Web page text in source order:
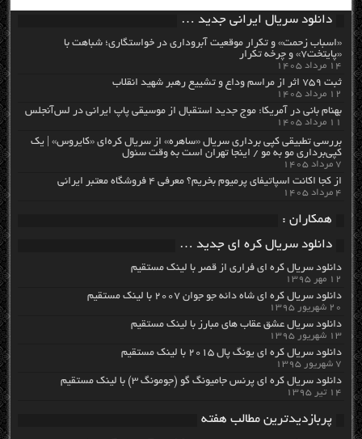
دانلود سریال ایرانی جدید …
«اسباب زحمت» و تکرار موقعیت آبروداری در خواستگاری؛ شباهت با
«پایتخت۷» و چرخه تکرار
۱۴ مرداد ۱۴۰۵
ثبت ۷۵۹ اثر از مراسم وداع و تشییع رهبر شهید انقلاب
۱۲ مرداد ۱۴۰۵
بهنام بانی در آمریکا: موج جدید استقبال از موسیقی پاپ ایرانی در لس‌آنجلس
۱۱ مرداد ۱۴۰۵
بررسی تطبیقی کپی برداری سریال «ساهره» از سریال کره‌ای «کایروس» | یک
کپی‌برداری مو به مو / اینجا تهران است به وقت سئول
۷ مرداد ۱۴۰۵
از کجا اکانت اسپاتیفای پرمیوم بخریم؟ معرفی ۴ فروشگاه معتبر ایرانی
۴ مرداد ۱۴۰۵
همکاران :
دانلود سریال کره ای جدید …
دانلود سریال کره ای فراری از قصر با لینک مستقیم
۱۲ مهر ۱۳۹۵
دانلود سریال کره ای شاه دائه جو جوان ۲۰۰۷ با لینک مستقیم
۲۰ شهریور ۱۳۹۵
دانلود سریال عشق عقاب های مبارز با لینک مستقیم
۱۳ شهریور ۱۳۹۵
دانلود سریال کره ای یونگ پال ۲۰۱۵ با لینک مستقیم
۷ شهریور ۱۳۹۵
دانلود سریال کره ای پرنس جامیونگ گو (جومونگ ۳) با لینک مستقیم
۱۴ تیر ۱۳۹۵
پربازدیدترین مطالب هفته